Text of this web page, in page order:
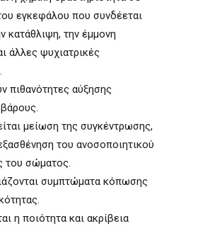
εγκεφάλου που συνδέεται
κατάθλιψη, την έμμονη
άλλες ψυχιατρικές
πιθανότητες αύξησης
μείωση της συγκέντρωσης,
του ανοσοποιητικού
του σώματος.
συμπτώματα κόπωσης
η ποιότητα και ακρίβεια